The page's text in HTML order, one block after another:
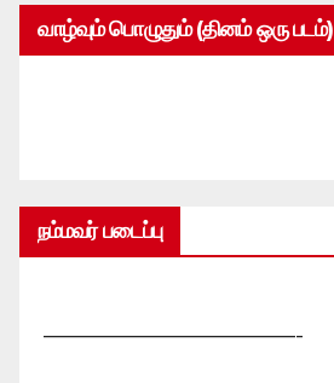
வாழ்வும் பொழுதும் (தினம் ஒரு படம்)
நம்மவர் படைப்பு
—————————————-